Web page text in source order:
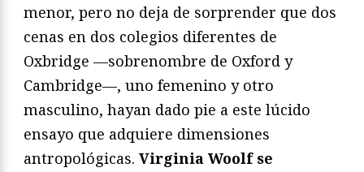
menor, pero no deja de sorprender que dos
cenas en dos colegios diferentes de
Oxbridge —sobrenombre de Oxford y
Cambridge—, uno femenino y otro
masculino, hayan dado pie a este lúcido
ensayo que adquiere dimensiones
antropológicas. Virginia Woolf se